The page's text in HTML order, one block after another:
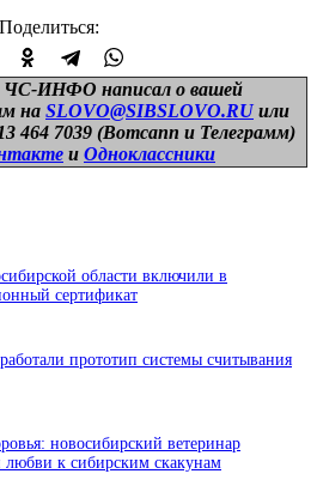
Поделиться:
ЧС-ИНФО написал о вашей
на SLOVO@SIBSLOVO.RU или
464 7039 (Вотсапп и Телеграмм)
и Одноклассники
области включили в
сертификат
прототип системы считывания
новосибирский ветеринар
любви к сибирским скакунам